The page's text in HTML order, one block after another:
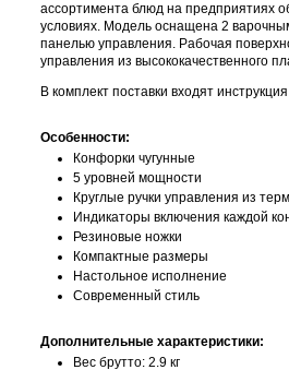
ассортимента блюд на предприятиях
условиях. Модель оснащена 2
панелью управления. Рабочая
управления из высококачественного
В комплект поставки входят
Особенности:
Конфорки чугунные
5 уровней мощности
Круглые ручки управления из
Индикаторы включения каждой
Резиновые ножки
Компактные размеры
Настольное исполнение
Современный стиль
Дополнительные характеристики:
Вес брутто: 2.9 кг